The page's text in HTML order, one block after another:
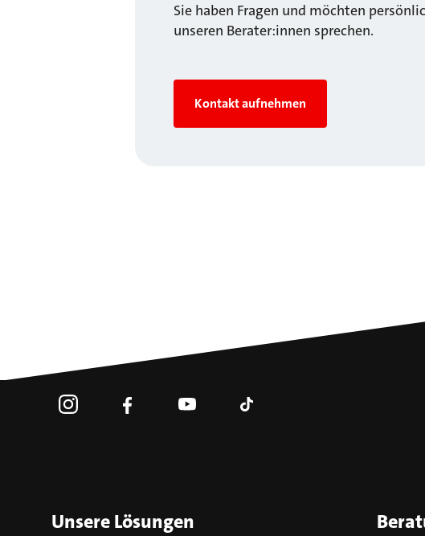
Sie haben Fragen und möchten
unseren Berater:innen sprechen.
Kontakt aufnehmen
Unsere Lösungen